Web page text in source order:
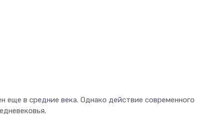
в средние века. Однако действие современного